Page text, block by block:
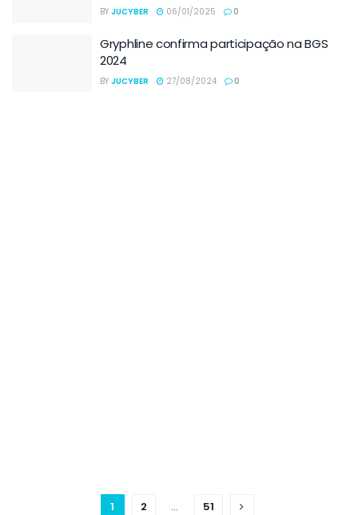
BY JUCYBER 06/01/2025 0
Gryphline confirma participação na BGS
2024
BY JUCYBER 27/08/2024 0
1 2 … 51